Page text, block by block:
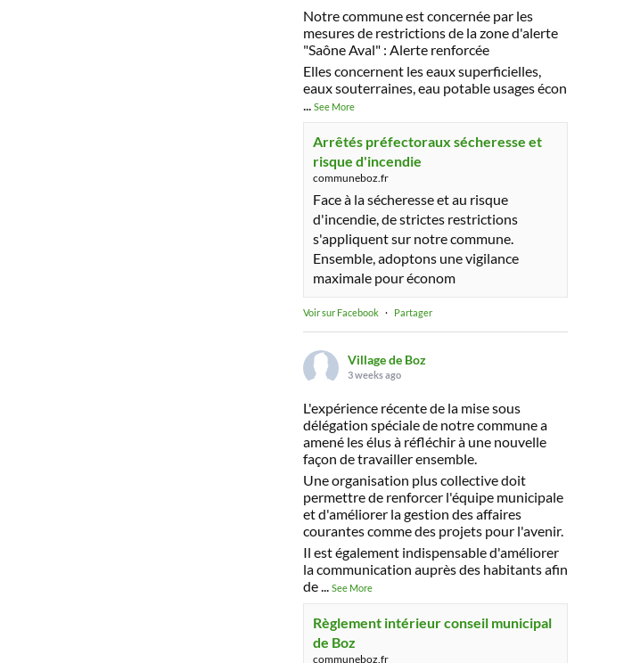
Notre commune est concernée par les
mesures de restrictions de la zone d'alerte
"Saône Aval" : Alerte renforcée
Elles concernent les eaux superficielles,
eaux souterraines, eau potable usages écon
... See More
Arrêtés préfectoraux sécheresse et
risque d'incendie
communeboz.fr
Face à la sécheresse et au risque
d'incendie, de strictes restrictions
s'appliquent sur notre commune.
Ensemble, adoptons une vigilance
maximale pour économ
Voir sur Facebook · Partager
Village de Boz
3 weeks ago
L'expérience récente de la mise sous
délégation spéciale de notre commune a
amené les élus à réfléchir à une nouvelle
façon de travailler ensemble.
Une organisation plus collective doit
permettre de renforcer l'équipe municipale
et d'améliorer la gestion des affaires
courantes comme des projets pour l'avenir.
Il est également indispensable d'améliorer
la communication auprès des habitants afin
de... See More
Règlement intérieur conseil municipal
de Boz
communeboz.fr